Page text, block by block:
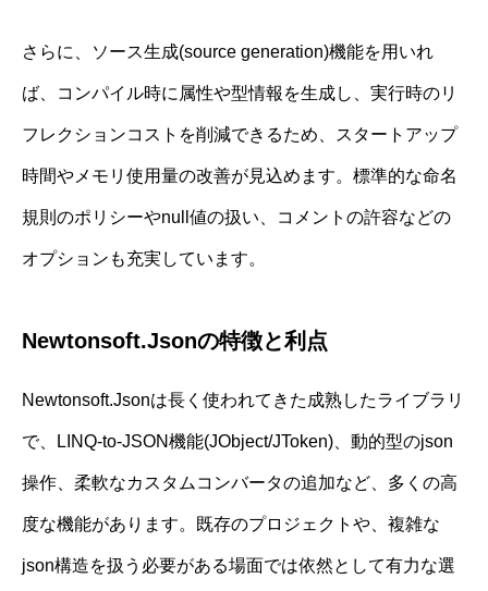
さらに、ソース生成(source generation)機能を用いれ
ば、コンパイル時に属性や型情報を生成し、実行時のリ
フレクションコストを削減できるため、スタートアップ
時間やメモリ使用量の改善が見込めます。標準的な命名
規則のポリシーやnull値の扱い、コメントの許容などの
オプションも充実しています。
Newtonsoft.Jsonの特徴と利点
Newtonsoft.Jsonは長く使われてきた成熟したライブラリ
で、LINQ-to-JSON機能(JObject/JToken)、動的型のjson
操作、柔軟なカスタムコンバータの追加など、多くの高
度な機能があります。既存のプロジェクトや、複雑な
json構造を扱う必要がある場面では依然として有力な選